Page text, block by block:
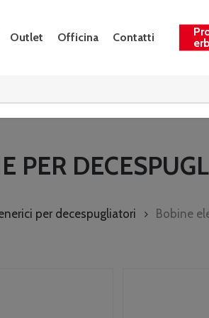
Outlet Officina Contatti
PER
per decespugliatori Bobine